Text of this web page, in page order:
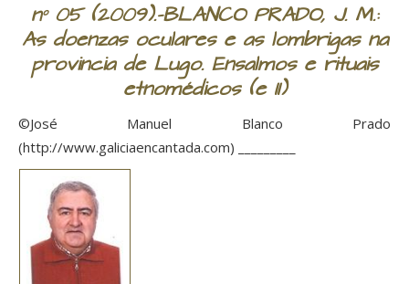
nº 05 (2009).-BLANCO PRADO, J. M.:
As doenzas oculares e as lombrigas na
provincia de Lugo. Ensalmos e rituais
etnomédicos (e II)
©José Manuel Blanco Prado
(http://www.galiciaencantada.com) _________